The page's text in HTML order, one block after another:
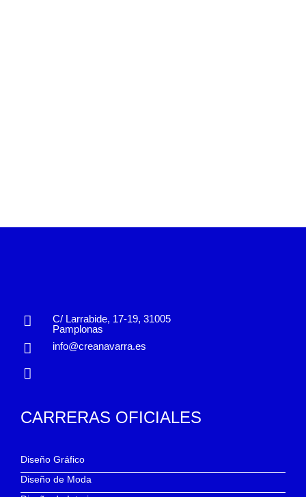
C/ Larrabide, 17-19, 31005
Pamplonas
info@creanavarra.es
CARRERAS OFICIALES
Diseño Gráfico
Diseño de Moda